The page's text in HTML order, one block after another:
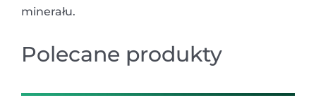
minerału.
Polecane produkty